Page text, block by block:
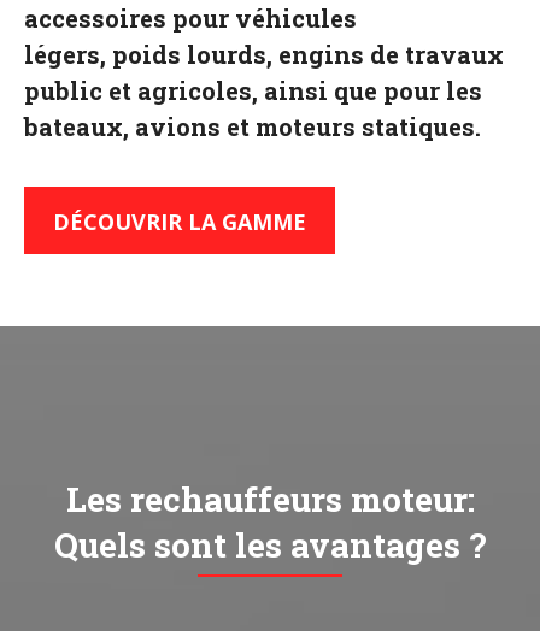
accessoires pour véhicules
légers, poids lourds, engins de travaux
public et agricoles, ainsi que pour les
bateaux, avions et moteurs statiques.
DÉCOUVRIR LA GAMME
Les rechauffeurs moteur:
Quels sont les avantages ?